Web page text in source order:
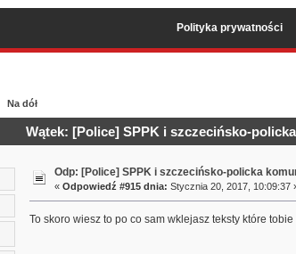
Polityka prywatności
Na dół
Wątek: [Police] SPPK i szczecińsko-
Odp: [Police] SPPK i szczecińsko-policka
«Odpowiedź #915 dnia: Stycznia 20, 2017, 10:09:37
To skoro wiesz to po co sam wklejasz teksty które